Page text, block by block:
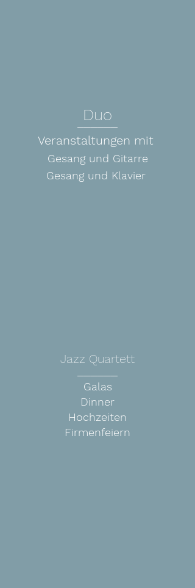
Duo
______
Veranstaltungen mit
Gesang und Gitarre
Gesang und Klavier
Jazz Quartett
______
Galas
Dinner
Hochzeiten
Firmenfeiern